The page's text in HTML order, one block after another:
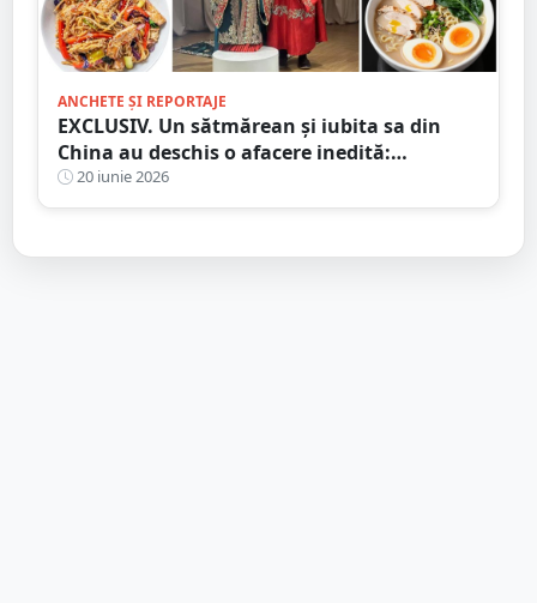
ANCHETE ȘI REPORTAJE
EXCLUSIV. Un sătmărean și iubita sa din
China au deschis o afacere inedită:
preparate autentice asiatice, făcute după
rețete tradiționale
20 iunie 2026